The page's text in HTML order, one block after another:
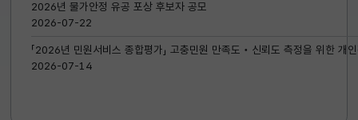
2026년 물가안정 유공 포상 후보자 공모
2026-07-22
「2026년 민원서비스 종합평가」 고충민원 만족도‧신뢰도 측정을 위한 개
2026-07-14